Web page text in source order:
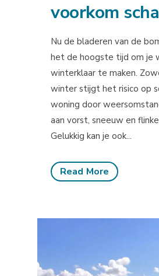
voorkom
Nu de bladeren van de
het de hoogste tijd om je
winterklaar te maken.
winter stijgt het risico op
woning door
aan vorst, sneeuw en
Gelukkig kan je ook...
Read More